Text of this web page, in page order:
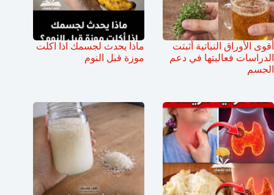
أقوى الأوراق النباتية أثبتت
الدراسات فعاليتها في دعم
الجسم
ماذا يحدث لجسمك اذا اكلت
موزة قبل النوم